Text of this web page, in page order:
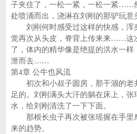
子夹住了，一松一紧，一松一紧……
处喷涌而出，浇淋在刘刚的那驴玩意
刘刚何时感受过这样的快感，浑
觉再次从头皮，脊背上传来来……这
了，体内的精华像是绝提的洪水一
泄而去……
第4章 公牛也风流
初次和小叔子圆房，那干涸的老
足的。刘刚满头大汗的躺在床上，
水，给刘刚清洗了一下下面。
那根长虫子再次被张瑶握在手里
来的趋势。